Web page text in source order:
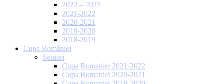
2022 – 2023
2021-2022
2020-2021
2019-2020
2018-2019
Cupa României
Seniori
Cupa Romaniei 2021-2022
Cupa Romaniei 2020-2021